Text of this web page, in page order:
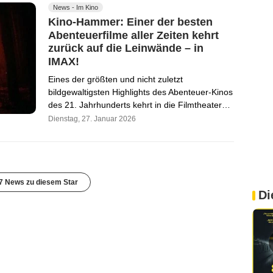
News - Im Kino
Kino-Hammer: Einer der besten
Abenteuerfilme aller Zeiten kehrt
zurück auf die Leinwände – in
IMAX!
Eines der größten und nicht zuletzt
bildgewaltigsten Highlights des Abenteuer-Kinos
des 21. Jahrhunderts kehrt in die Filmtheater…
Dienstag, 27. Januar 2026
News zu diesem Star